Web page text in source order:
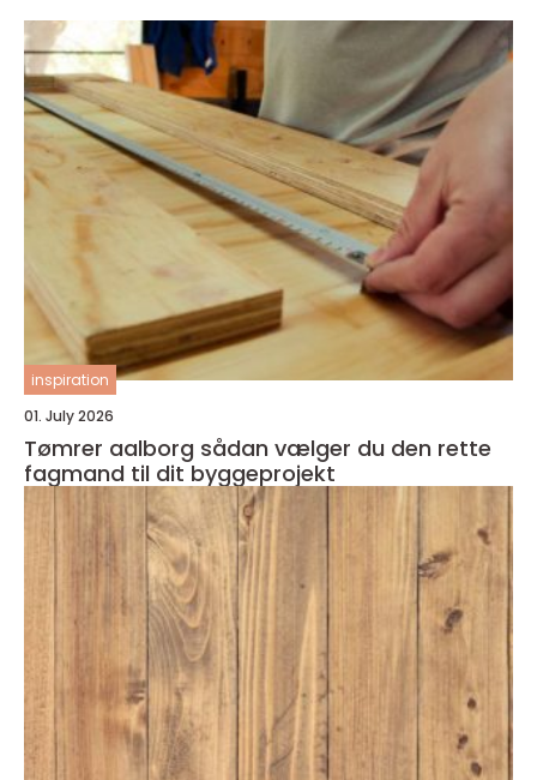
inspiration
01. July 2026
Tømrer aalborg sådan vælger du den rette
fagmand til dit byggeprojekt